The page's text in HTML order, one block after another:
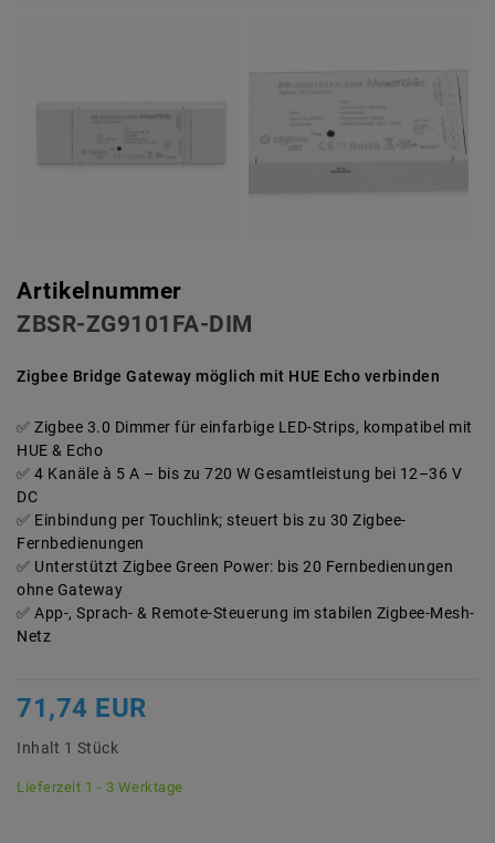
Artikelnummer
ZBSR-ZG9101FA-DIM
Zigbee Bridge Gateway möglich mit HUE Echo verbinden
Zigbee 3.0 Dimmer für einfarbige LED-Strips, kompatibel mit
HUE & Echo
4 Kanäle à 5 A – bis zu 720 W Gesamtleistung bei 12–36 V
DC
Einbindung per Touchlink; steuert bis zu 30 Zigbee-
Fernbedienungen
Unterstützt Zigbee Green Power: bis 20 Fernbedienungen
ohne Gateway
App-, Sprach- & Remote-Steuerung im stabilen Zigbee-Mesh-
Netz
71,74 EUR
Inhalt 1 Stück
Lieferzeit 1 - 3 Werktage